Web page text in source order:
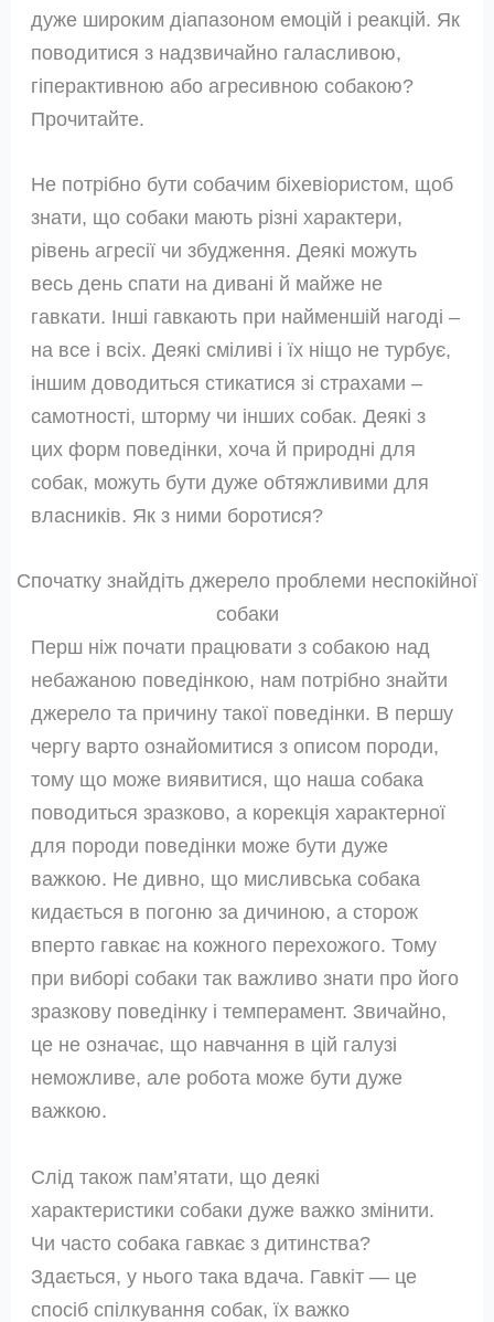
дуже широким діапазоном емоцій і реакцій. Як
поводитися з надзвичайно галасливою,
гіперактивною або агресивною собакою?
Прочитайте.
Не потрібно бути собачим біхевіористом, щоб
знати, що собаки мають різні характери,
рівень агресії чи збудження. Деякі можуть
весь день спати на дивані й майже не
гавкати. Інші гавкають при найменшій нагоді –
на все і всіх. Деякі сміливі і їх ніщо не турбує,
іншим доводиться стикатися зі страхами –
самотності, шторму чи інших собак. Деякі з
цих форм поведінки, хоча й природні для
собак, можуть бути дуже обтяжливими для
власників. Як з ними боротися?
Спочатку знайдіть джерело проблеми неспокійної
собаки
Перш ніж почати працювати з собакою над
небажаною поведінкою, нам потрібно знайти
джерело та причину такої поведінки. В першу
чергу варто ознайомитися з описом породи,
тому що може виявитися, що наша собака
поводиться зразково, а корекція характерної
для породи поведінки може бути дуже
важкою. Не дивно, що мисливська собака
кидається в погоню за дичиною, а сторож
вперто гавкає на кожного перехожого. Тому
при виборі собаки так важливо знати про його
зразкову поведінку і темперамент. Звичайно,
це не означає, що навчання в цій галузі
неможливе, але робота може бути дуже
важкою.
Слід також пам’ятати, що деякі
характеристики собаки дуже важко змінити.
Чи часто собака гавкає з дитинства?
Здається, у нього така вдача. Гавкіт — це
спосіб спілкування собак, їх важко